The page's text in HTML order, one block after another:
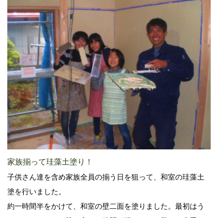
家族揃って珪藻土塗り！
子供さん達を含め家族全員の揃う日を狙って、和室の珪藻土
塗を行いました。
約一時間半をかけて、和室の壁二面を塗りました。最初はう